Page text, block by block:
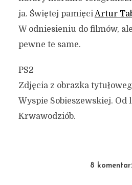
ja. Świętej pamięciArtur
W odniesieniu do filmów,
pewne te same.
PS2
Zdjęcia z obrazka
Wyspie Sobieszewskiej. Od
Krwawodziób.
8